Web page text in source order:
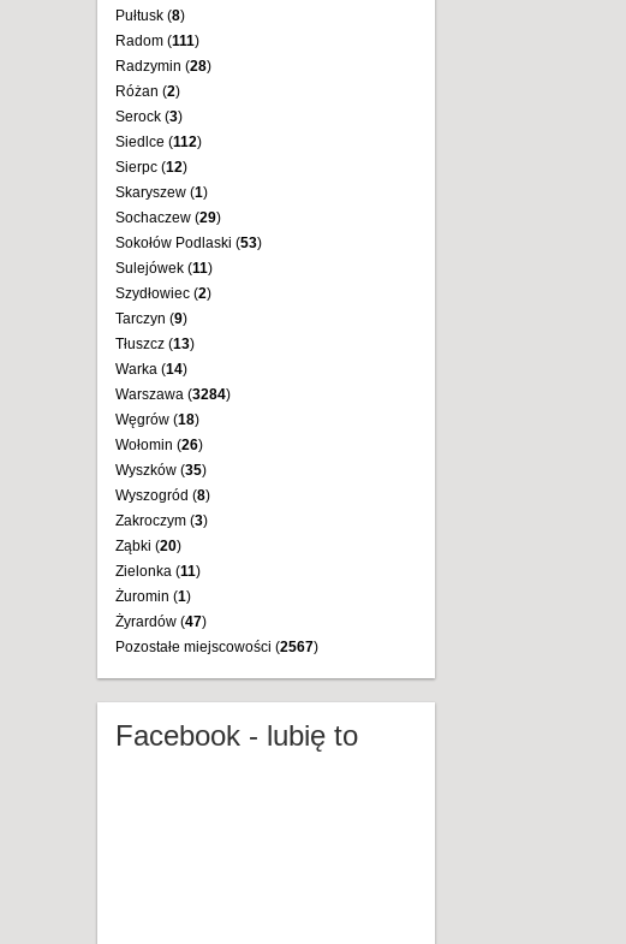
Pułtusk (8)
Radom (111)
Radzymin (28)
Różan (2)
Serock (3)
Siedlce (112)
Sierpc (12)
Skaryszew (1)
Sochaczew (29)
Sokołów Podlaski (53)
Sulejówek (11)
Szydłowiec (2)
Tarczyn (9)
Tłuszcz (13)
Warka (14)
Warszawa (3284)
Węgrów (18)
Wołomin (26)
Wyszków (35)
Wyszogród (8)
Zakroczym (3)
Ząbki (20)
Zielonka (11)
Żuromin (1)
Żyrardów (47)
Pozostałe miejscowości (2567)
Facebook - lubię to